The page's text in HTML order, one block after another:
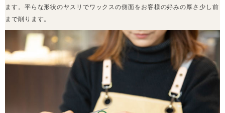
ます。平らな形状のヤスリでワックスの側面をお客様の好みの厚さ少し前
まで削ります。